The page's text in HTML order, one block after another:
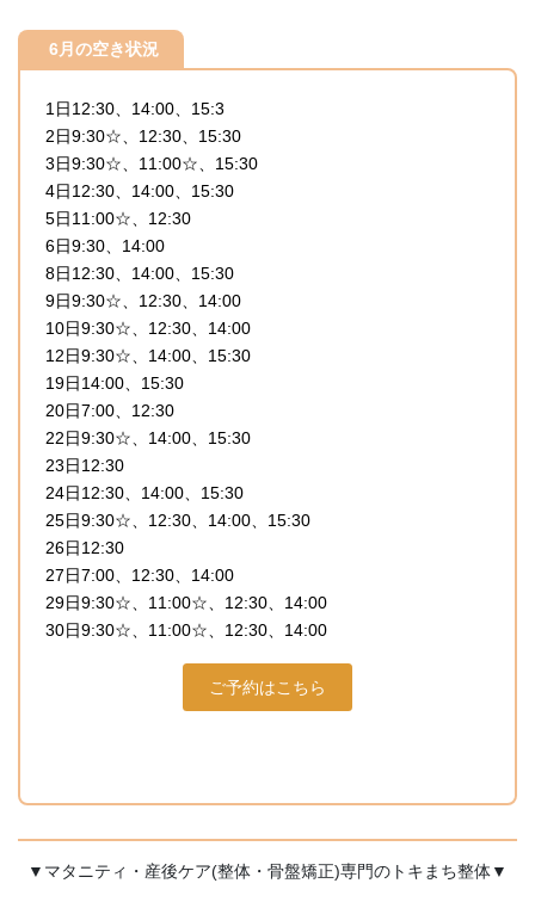
6月の空き状況
1日12:30、14:00、15:3
2日9:30☆、12:30、15:30
3日9:30☆、11:00☆、15:30
4日12:30、14:00、15:30
5日11:00☆、12:30
6日9:30、14:00
8日12:30、14:00、15:30
9日9:30☆、12:30、14:00
10日9:30☆、12:30、14:00
12日9:30☆、14:00、15:30
19日14:00、15:30
20日7:00、12:30
22日9:30☆、14:00、15:30
23日12:30
24日12:30、14:00、15:30
25日9:30☆、12:30、14:00、15:30
26日12:30
27日7:00、12:30、14:00
29日9:30☆、11:00☆、12:30、14:00
30日9:30☆、11:00☆、12:30、14:00
ご予約はこちら
▼マタニティ・産後ケア(整体・骨盤矯正)専門のトキまち整体▼